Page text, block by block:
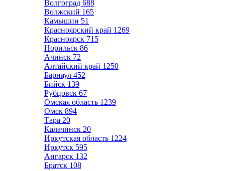
Волгоград 688
Волжский 165
Камышин 51
Красноярский край 1269
Красноярск 715
Норильск 86
Ачинск 72
Алтайский край 1250
Барнаул 452
Бийск 139
Рубцовск 67
Омская область 1239
Омск 894
Тара 20
Калачинск 20
Иркутская область 1224
Иркутск 595
Ангарск 132
Братск 108